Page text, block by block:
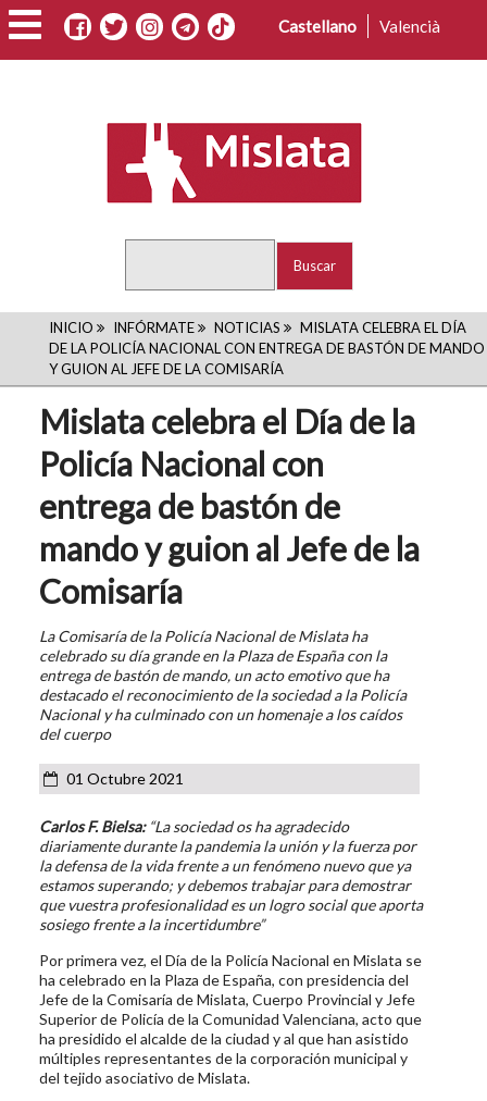
Pasar
al
contenido
Castellano Valencià
RUTA
DE
NAVEGACIÓN
INICIO INFÓRMATE NOTICIAS
MISLATA CELEBRA EL DÍA
DE LA POLICÍA NACIONAL CON ENTREGA DE BASTÓN DE MANDO
Y GUION AL JEFE DE LA COMISARÍA
Mislata celebra el Día de la
Policía Nacional con
entrega de bastón de
mando y guion al Jefe de la
Comisaría
La Comisaría de la Policía Nacional de Mislata ha
celebrado su día grande en la Plaza de España con la
entrega de bastón de mando, un acto emotivo que ha
destacado el reconocimiento de la sociedad a la Policía
Nacional y ha culminado con un homenaje a los caídos
del cuerpo
01 Octubre 2021
Carlos F. Bielsa: “La sociedad os ha agradecido
diariamente durante la pandemia la unión y la fuerza por
la defensa de la vida frente a un fenómeno nuevo que ya
estamos superando; y debemos trabajar para demostrar
que vuestra profesionalidad es un logro social que aporta
sosiego frente a la incertidumbre”
Por primera vez, el Día de la Policía Nacional en Mislata se
ha celebrado en la Plaza de España, con presidencia del
Jefe de la Comisaría de Mislata, Cuerpo Provincial y Jefe
Superior de Policía de la Comunidad Valenciana, acto que
ha presidido el alcalde de la ciudad y al que han asistido
múltiples representantes de la corporación municipal y
del tejido asociativo de Mislata.